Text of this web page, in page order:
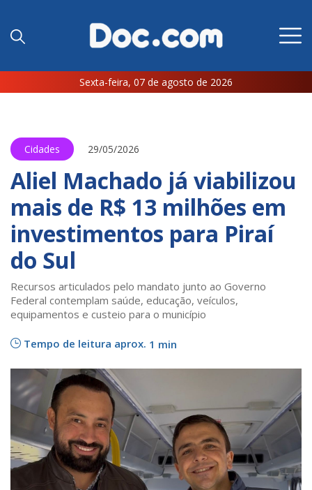
Sexta-feira, 07 de agosto de 2026
Cidades 29/05/2026
Aliel Machado já viabilizou
mais de R$ 13 milhões em
investimentos para Piraí
do Sul
Recursos articulados pelo mandato junto ao Governo
Federal contemplam saúde, educação, veículos,
equipamentos e custeio para o município
Tempo de leitura aprox. 1 min